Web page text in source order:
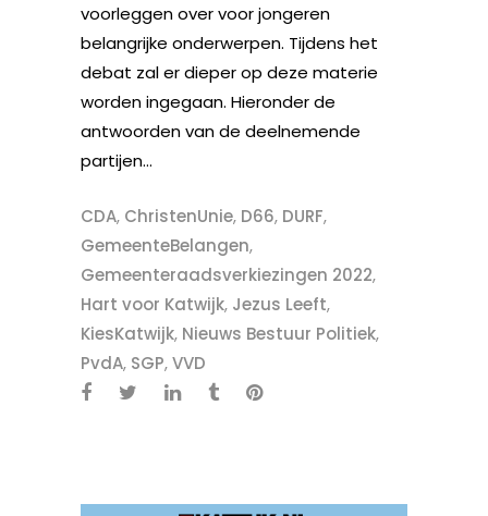
voorleggen over voor jongeren
belangrijke onderwerpen. Tijdens het
debat zal er dieper op deze materie
worden ingegaan. Hieronder de
antwoorden van de deelnemende
partijen...
CDA, ChristenUnie, D66, DURF,
GemeenteBelangen,
Gemeenteraadsverkiezingen 2022,
Hart voor Katwijk, Jezus Leeft,
KiesKatwijk, Nieuws Bestuur Politiek,
PvdA, SGP,VVD